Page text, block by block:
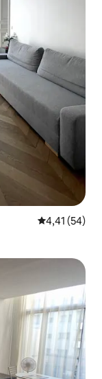
4,41 av 5 i
4,41 (54)